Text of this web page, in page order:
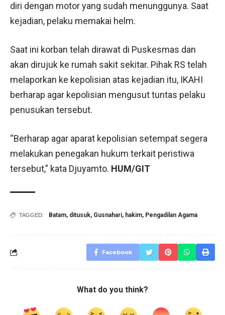
diri dengan motor yang sudah menunggunya. Saat
kejadian, pelaku memakai helm.
Saat ini korban telah dirawat di Puskesmas dan
akan dirujuk ke rumah sakit sekitar. Pihak RS telah
melaporkan ke kepolisian atas kejadian itu, IKAHI
berharap agar kepolisian mengusut tuntas pelaku
penusukan tersebut.
“Berharap agar aparat kepolisian setempat segera
melakukan penegakan hukum terkait peristiwa
tersebut,” kata Djuyamto. HUM/GIT
TAGGED: Batam, ditusuk, Gusnahari, hakim, Pengadilan Agama
Facebook
What do you think?